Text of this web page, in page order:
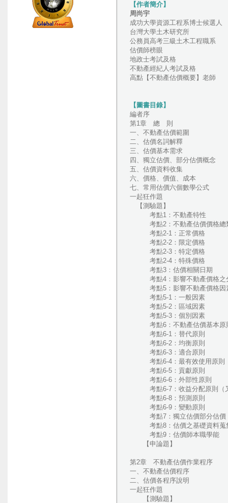
【作者簡介】
周尚宇
成功大學資源工程系博士候選人
台灣大學土木研究所
公務員高考三級土木工程職系
估價師榜眼
地政士考試及格
不動產經紀人考試及格
高點【不動產估價概要】老師
【圖書目錄】
編者序
第1章 總 則
一、不動產估價範圍
二、估價名詞解釋
三、估價基本需求
四、獨立估價、部分估價概念
五、估價資料收集
六、價格、價值、成本
七、常用估價六個數學公式
一起狂作題
【測驗題】
考點1：不動產特性
考點2：不動產估價價格總
考點2-1：正常價格
考點2-2：限定價格
考點2-3：特定價格
考點2-4：特殊價格
考點3：估價相關日期
考點4：影響不動產價格之
考點5：影響不動產價格因
考點5-1：一般因素
考點5-2：區域因素
考點5-3：個別因素
考點6：不動產估價基本原
考點6-1：替代原則
考點6-2：均衡原則
考點6-3：適合原則
考點6-4：最有效使用原則
考點6-5：貢獻原則
考點6-6：外部性原則
考點6-7：收益分配原則（又
考點6-8：預測原則
考點6-9：變動原則
考點7：獨立估價部分估價
考點8：估價之基礎資料蒐
考點9：估價師本職學能
【申論題】
第2章 不動產估價作業程序
一、不動產估價程序
二、估價各程序說明
一起狂作題
【測驗題】